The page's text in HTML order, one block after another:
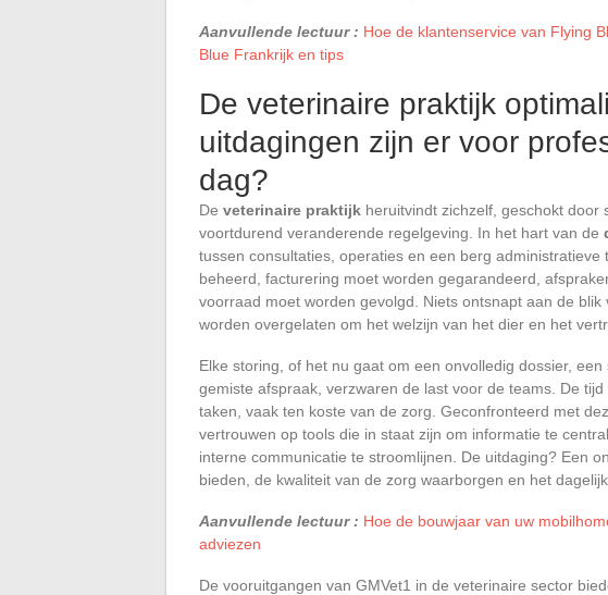
Aanvullende lectuur : Hoe de klantenservice van Flying
Blue Frankrijk en tips
De veterinaire praktijk
uitdagingen zijn er voor
dag?
De veterinaire praktijk heruitvindt zichzelf, geschokt door
voortdurend veranderende regelgeving. In het hart van de
tussen consultaties, operaties en een berg
beheerd, facturering moet worden gegarandeerd,
voorraad moet worden gevolgd. Niets ontsnapt aan de
worden overgelaten om het welzijn van het dier en het
Elke storing, of het nu gaat om een onvolledig dossier,
gemiste afspraak, verzwaren de last voor de teams. De
taken, vaak ten koste van de zorg. Geconfronteerd met
vertrouwen op tools die in staat zijn om informatie te
interne communicatie te stroomlijnen. De uitdaging? Een
bieden, de kwaliteit van de zorg waarborgen en het
Aanvullende lectuur : Hoe de bouwjaar van uw
adviezen
De vooruitgangen van GMVet1 in de veterinaire sector